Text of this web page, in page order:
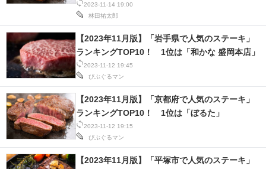
モノづくり技術者専門サイト
エレクトロニクス専門サイト
電子設計の基本と応用
エネルギーの専門メディア
建設×テクノロジーの最前線
ちょっと気になるネットの話題
2023-11-14 19:00
林田祐太郎
2023-11-12 19:45
びぶぐるマン
【2023年11月版】「岩手県で人気のステーキ」
ランキングTOP10！ 1位は「和かな 盛岡本店」
2023-11-12 19:15
びぶぐるマン
【2023年11月版】「京都府で人気のステーキ」
ランキングTOP10！ 1位は「ぼるた」
【2023年11月版】「平塚市で人気のステーキ」